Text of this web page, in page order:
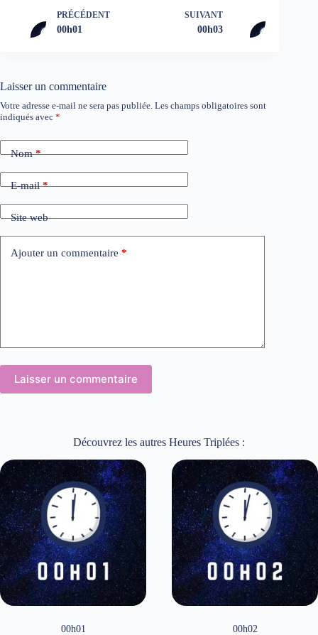
PRÉCÉDENT
00h01
SUIVANT
00h03
Laisser un commentaire
Votre adresse e-mail ne sera pas publiée. Les champs obligatoires sont
indiqués avec *
Nom*
E-mail*
Site web
Ajouter un commentaire *
Laisser un commentaire
Découvrez les autres Heures Triplées :
00h01 00h02